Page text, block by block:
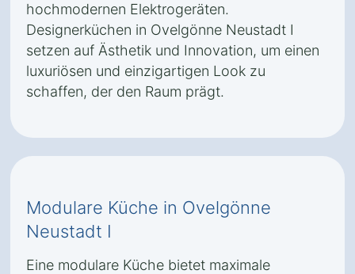
hochmodernen Elektrogeräten.
Designerküchen in Ovelgönne Neustadt I
setzen auf Ästhetik und Innovation, um einen
luxuriösen und einzigartigen Look zu
schaffen, der den Raum prägt.
Modulare Küche in Ovelgönne
Neustadt I
Eine modulare Küche bietet maximale